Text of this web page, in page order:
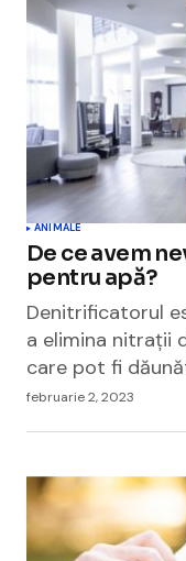
ANIMALE
De ce avem
pentru apă?
Denitrificatorul
a elimina nitrații
care pot fi
februarie 2, 2023